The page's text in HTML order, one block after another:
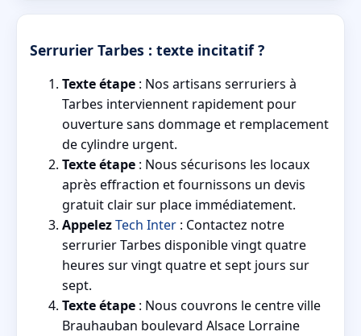
Serrurier Tarbes : texte incitatif ?
Texte étape : Nos artisans serruriers à
Tarbes interviennent rapidement pour
ouverture sans dommage et remplacement
de cylindre urgent.
Texte étape : Nous sécurisons les locaux
après effraction et fournissons un devis
gratuit clair sur place immédiatement.
AppelezTech Inter : Contactez notre
serrurier Tarbes disponible vingt quatre
heures sur vingt quatre et sept jours sur
sept.
Texte étape : Nous couvrons le centre ville
Brauhauban boulevard Alsace Lorraine